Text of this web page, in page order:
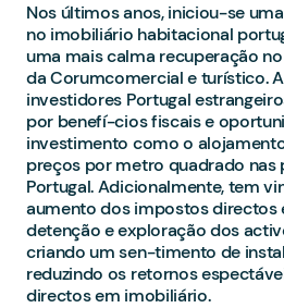
Nos últimos anos, iniciou-se
no imobiliário habitacional
uma mais calma recuperação
da Corumcomercial e turístico.
investidores Portugal
por benefí-cios fiscais e
investimento como o
preços por metro quadrado nas
Portugal. Adicionalmente, tem
aumento dos impostos directos
detenção e exploração dos
criando um sen-timento de
reduzindo os retornos
directos em imobiliário.